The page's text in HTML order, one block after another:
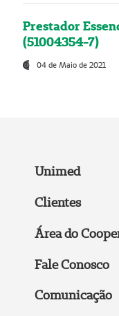
Prestador
(51004354-7)
04 de Maio de 2021
Unimed
Clientes
Área do
Fale Conosco
Comunicação